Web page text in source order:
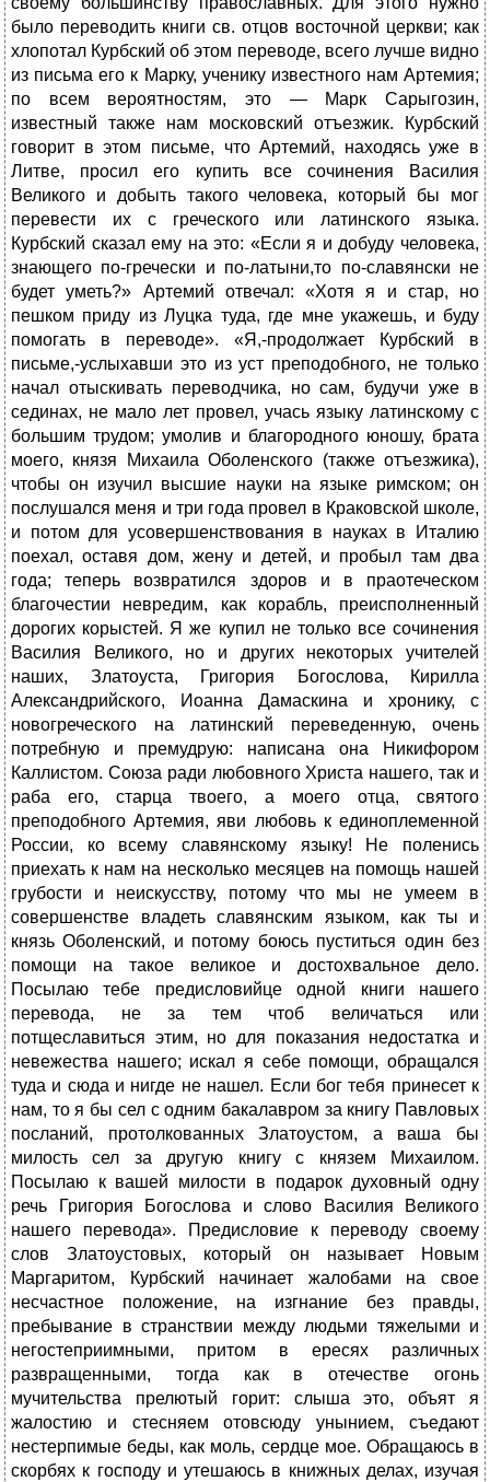
было переводить книги св. отцов восточной церкви; как
хлопотал Курбский об этом переводе, всего лучше видно
из письма его к Марку, ученику известного нам Артемия;
по всем вероятностям, это — Марк Сарыгозин,
известный также нам московский отъезжик. Курбский
говорит в этом письме, что Артемий, находясь уже в
Литве, просил его купить все сочинения Василия
Великого и добыть такого человека, который бы мог
перевести их с греческого или латинского языка.
Курбский сказал ему на это: «Если я и добуду человека,
знающего по-гречески и по-латыни,то по-славянски не
будет уметь?» Артемий отвечал: «Хотя я и стар, но
пешком приду из Луцка туда, где мне укажешь, и буду
помогать в переводе». «Я,-продолжает Курбский в
письме,-услыхавши это из уст преподобного, не только
начал отыскивать переводчика, но сам, будучи уже в
сединах, не мало лет провел, учась языку латинскому с
большим трудом; умолив и благородного юношу, брата
моего, князя Михаила Оболенского (также отъезжика),
чтобы он изучил высшие науки на языке римском; он
послушался меня и три года провел в Краковской школе,
и потом для усовершенствования в науках в Италию
поехал, оставя дом, жену и детей, и пробыл там два
года; теперь возвратился здоров и в праотеческом
благочестии невредим, как корабль, преисполненный
дорогих корыстей. Я же купил не только все сочинения
Василия Великого, но и других некоторых учителей
наших, Златоуста, Григория Богослова, Кирилла
Александрийского, Иоанна Дамаскина и хронику, с
новогреческого на латинский переведенную, очень
потребную и премудрую: написана она Никифором
Каллистом. Союза ради любовного Христа нашего, так и
раба его, старца твоего, а моего отца, святого
преподобного Артемия, яви любовь к единоплеменной
России, ко всему славянскому языку! Не поленись
приехать к нам на несколько месяцев на помощь нашей
грубости и неискусству, потому что мы не умеем в
совершенстве владеть славянским языком, как ты и
князь Оболенский, и потому боюсь пуститься один без
помощи на такое великое и достохвальное дело.
Посылаю тебе предисловийце одной книги нашего
перевода, не за тем чтоб величаться или
потщеславиться этим, но для показания недостатка и
невежества нашего; искал я себе помощи, обращался
туда и сюда и нигде не нашел. Если бог тебя принесет к
нам, то я бы сел с одним бакалавром за книгу Павловых
посланий, протолкованных Златоустом, а ваша бы
милость сел за другую книгу с князем Михаилом.
Посылаю к вашей милости в подарок духовный одну
речь Григория Богослова и слово Василия Великого
нашего перевода». Предисловие к переводу своему
слов Златоустовых, который он называет Новым
Маргаритом, Курбский начинает жалобами на свое
несчастное положение, на изгнание без правды,
пребывание в странствии между людьми тяжелыми и
негостеприимными, притом в ересях различных
развращенными, тогда как в отечестве огонь
мучительства прелютый горит: слыша это, объят я
жалостию и стесняем отовсюду унынием, съедают
нестерпимые беды, как моль, сердце мое. Обращаюсь в
скорбях к господу и утешаюсь в книжных делах, изучая